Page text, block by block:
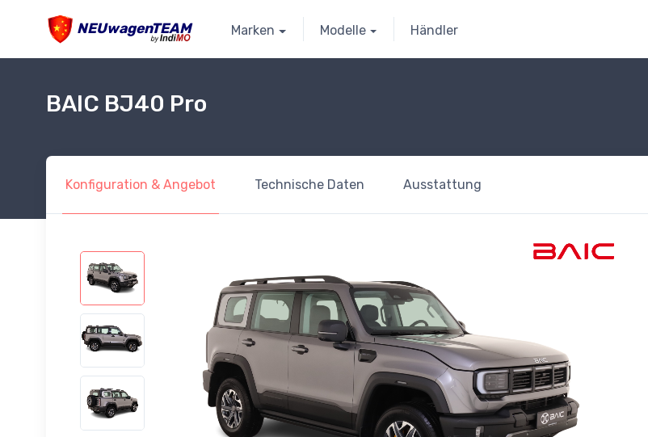
NEUwagenTEAM Marken Modelle Händler
BAIC BJ40 Pro
Konfiguration & Angebot Technische Daten Ausstattung